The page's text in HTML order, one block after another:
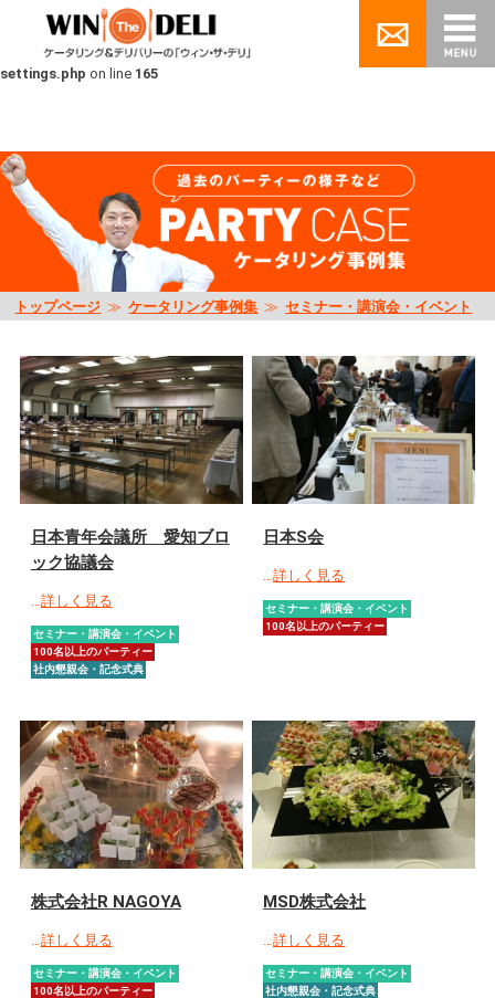
Warning: Undefined array key "scene_category" in
/home/pluse06/nagoya-
catering.jp/public_html/wp/wp-content/themes/winthedeli/inc/custom-
settings.php on line 165
トップページ ≫ケータリング事例集 ≫セミナー・講演会・イベント
日本青年会議所 愛知ブロ
ック協議会
詳しく見る
セミナー・講演会・イベント
100名以上のパーティー
社内懇親会・記念式典
日本S会
…詳しく見る
セミナー・講演会・イベント
100名以上のパーティー
株式会社R NAGOYA
…詳しく見る
セミナー・講演会・イベント
100名以上のパーティー
MSD株式会社
…詳しく見る
セミナー・講演会・イベント
社内懇親会・記念式典